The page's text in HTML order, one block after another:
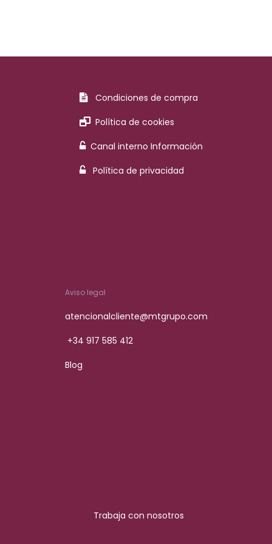
Condiciones de compra
Política de cookies
Canal interno Información
Política de privacidad
Aviso legal
atencionalcliente@mtgrupo.com
+34 917 585 412
Blog
Trabaja con nosotros